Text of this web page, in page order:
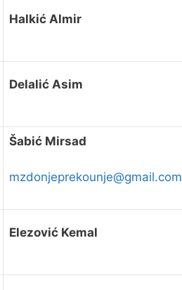
Halkić Almir
Delalić Asim
Šabić Mirsad
mzdonjeprekounje@gmail.com
Elezović Kemal